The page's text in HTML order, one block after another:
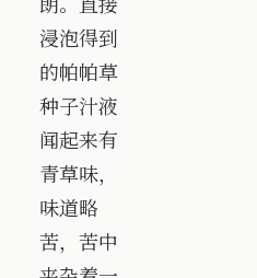
浸泡得到
的帕帕草
种子汁液
闻起来有
青草味，
味道略
苦，苦中